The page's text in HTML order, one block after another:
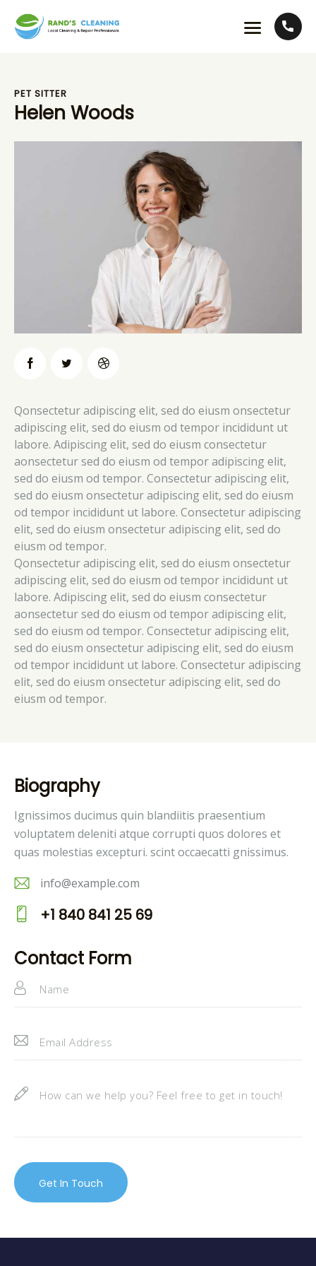
PET SITTER
Helen Woods
Qonsectetur adipiscing elit, sed do eiusm onsectetur
adipiscing elit, sed do eiusm od tempor incididunt ut
labore. Adipiscing elit, sed do eiusm consectetur
aonsectetur sed do eiusm od tempor adipiscing elit,
sed do eiusm od tempor. Consectetur adipiscing elit,
sed do eiusm onsectetur adipiscing elit, sed do eiusm
od tempor incididunt ut labore. Consectetur adipiscing
elit, sed do eiusm onsectetur adipiscing elit, sed do
eiusm od tempor.
Qonsectetur adipiscing elit, sed do eiusm onsectetur
adipiscing elit, sed do eiusm od tempor incididunt ut
labore. Adipiscing elit, sed do eiusm consectetur
aonsectetur sed do eiusm od tempor adipiscing elit,
sed do eiusm od tempor. Consectetur adipiscing elit,
sed do eiusm onsectetur adipiscing elit, sed do eiusm
od tempor incididunt ut labore. Consectetur adipiscing
elit, sed do eiusm onsectetur adipiscing elit, sed do
eiusm od tempor.
Biography
Ignissimos ducimus quin blandiitis praesentium
voluptatem deleniti atque corrupti quos dolores et
quas molestias excepturi. scint occaecatti gnissimus.
E-
m
:
info@example.com
h
o
n
+1 840 841 25 69
Contact Form